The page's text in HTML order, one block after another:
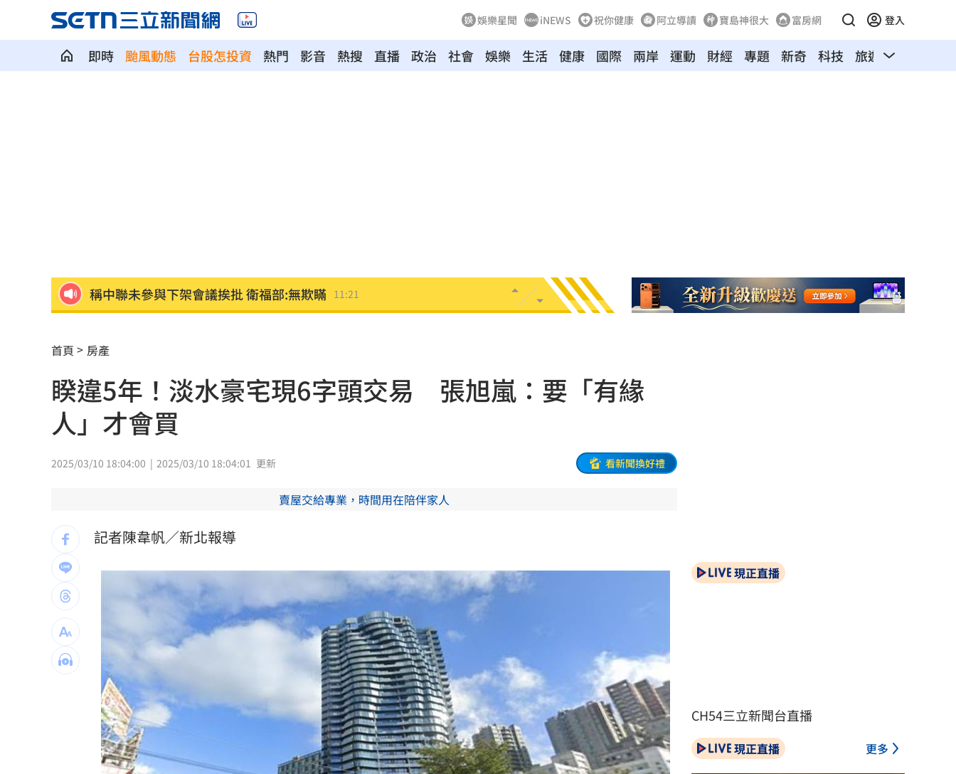
娛樂星聞 iNEWS 祝你健康 阿立導讀 寶島神很大 富房網 登入
即時 颱風動態 台股怎投資 熱門 影音 熱搜 直播 政治 社會 娛樂 生活 健康 國際 兩岸 運動 財經 專題 新奇 科技 旅遊 汽車
稱中聯未參與下架會議挨批 衛福部:無欺瞞 11:21
《玫瑰瞳鈴眼》隔27年突翻紅 老粉全瘋了
長榮航12/1直飛印度德里 放眼商務與轉運 11:19
黃仁勳個資外洩 「黑夜奇俠」等12人起訴
連戰二媳動怒點名財政部 開轟：不負責任
比加工食品毒！它害人愈吃愈餓、生一堆病
專家：「這裡」有機會單獨發白海豚陸警
印度男來台觀光又偷又騙…把全聯當提款機 11:06
白海豚暴風侵襲率北北基破4成！1縣市60％ 11:04
來台搭北捷偷卡盜刷！港男撈百萬準備買房 11:04
傳陸客在港投保收益需繳稅 保險股衝擊 11:02
東發號遭出征！蔣萬安：麵線油飯我都喜歡 11:02
首頁 房產
睽違5年！淡水豪宅現6字頭交易 張旭嵐：要「有緣
人」才會買
2025/03/10 18:04:00 2025/03/10 18:04:01 更新 看新聞換好禮
賣屋交給專業，時間用在陪伴家人
記者陳韋帆／新北報導
現正直播
CH54三立新聞台直播
現正直播 更多